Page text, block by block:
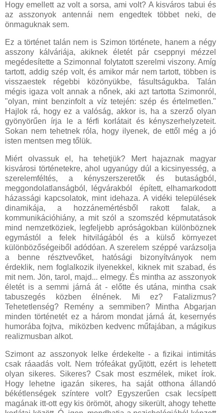
Hogy emellett az volt a sorsa, ami volt? A kisváros tabui és
az asszonyok antennái nem engedtek többet neki, de
önmaguknak sem.
Ez a történet talán nem is Szimon története, hanem a négy
asszony kálváriája, akiknek életét pár cseppnyi mézzel
megédesítette a Szimonnal folytatott szerelmi viszony. Amíg
tartott, addig szép volt, és amikor már nem tartott, többen is
visszaestek régebbi közönyükbe, fásultságukba. Talán
mégis igaza volt annak a nőnek, aki azt tartotta Szimonról,
"olyan, mint benzinfolt a víz tetején: szép és értelmetlen."
Hajlok rá, hogy ez a valóság, akkor is, ha a szerző olyan
gyönyörűen írja le a férfi korlátait és kényszerhelyzeteit.
Sokan nem tehetnek róla, hogy ilyenek, de ettől még a jó
isten mentsen meg tőlük.
Miért olvassuk el, ha tehetjük? Mert hajaznak magyar
kisvárosi történetekre, ahol ugyanúgy dúl a kicsinyesség, a
szerelemféltés, a kényszerszeretők és butaságból,
meggondolatlanságból, légvárakból épített, elhamarkodott
házassági kapcsolatok, mint idehaza. A vidéki települések
dinamikája, a hozzánemértésből rakott falak, a
kommunikációhiány, a mit szól a szomszéd képmutatások
mind nemzetköziek, legfeljebb apróságokban különböznek
egymástól a felek hitvilágából és a külső környezet
különbözőségeiből adódóan. A szerelem széppé varázsolja
a benne résztvevőket, hatósági bizonyítványok nem
érdeklik, nem foglalkozik ilyenekkel, kiknek mit szabad, és
mit nem. Jön, tarol, majd... elmegy. És mintha az asszonyok
életét is a semmi járná át - előtte és utána, mintha csak
tabuszegés közben élnének. Mi ez? Fatalizmus?
Tehetetlenség? Remény a semmiben? Mintha Abgarjan
minden történetét ez a három mondat járná át, kesernyés
humorába fojtva, miközben kedvenc műfajában, a mágikus
realizmusban alkot.
Szimont az asszonyok lelke érdekelte - a fizikai intimitás
csak ráaadás volt. Nem trófeákat gyűjtött, ezért is lehetett
olyan sikeres. Sikeres? Csak most eszmélek, miket írok.
Hogy lehetne igazán sikeres, ha saját otthona állandó
békétlenségek színtere volt? Egyszerűen csak lecsípett
magának itt-ott egy kis örömöt, ahogy sikerült, ahogy tehette